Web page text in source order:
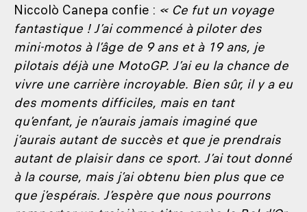
Niccolò Canepa confie : « Ce fut un voyage
fantastique ! J’ai commencé à piloter des
mini-motos à l’âge de 9 ans et à 19 ans, je
pilotais déjà une MotoGP. J’ai eu la chance de
vivre une carrière incroyable. Bien sûr, il y a eu
des moments difficiles, mais en tant
qu’enfant, je n’aurais jamais imaginé que
j’aurais autant de succès et que je prendrais
autant de plaisir dans ce sport. J’ai tout donné
à la course, mais j’ai obtenu bien plus que ce
que j’espérais. J’espère que nous pourrons